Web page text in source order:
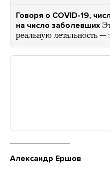
Говоря о COVID-19,
на число заболевших
реальную летальность —
Александр Ершов